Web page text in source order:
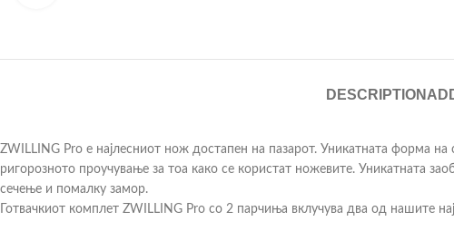
DESCRIPTION
ZWILLING Pro е најлесниот нож достапен на пазарот. Уникатната форма
ригорозното проучување за тоа како се користат ножевите. Уникатната
сечење и помалку замор.
Готвачкиот комплет ZWILLING Pro со 2 парчиња вклучува два од нашите